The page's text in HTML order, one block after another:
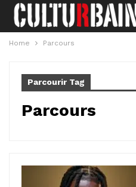
Home Parcours
Parcourir Tag
Parcours